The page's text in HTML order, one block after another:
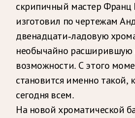
скрипичный мастер Франц
изготовил по чертежам
двенадцати-ладовую
необычайно расширившую
возможности. С этого
становится именно такой,
сегодня всем.
На новой хроматической